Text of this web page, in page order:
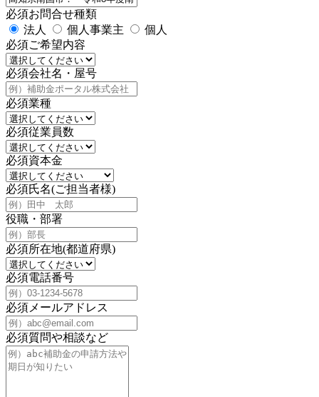
必須お問合せ種類
法人
個人事業主
個人
必須ご希望内容
必須会社名・屋号
必須業種
必須従業員数
必須資本金
必須氏名(ご担当者様)
役職・部署
必須所在地(都道府県)
必須電話番号
必須 メールアドレス
必須質問や相談など